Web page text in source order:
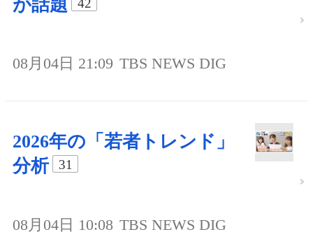
が話題
42
08月04日 21:09 TBS NEWS DIG
2026年の「若者トレンド」
分析
31
08月04日 10:08 TBS NEWS DIG